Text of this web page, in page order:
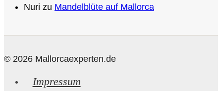
Nuri zu Mandelblüte auf Mallorca
© 2026 Mallorcaexperten.de
Impressum